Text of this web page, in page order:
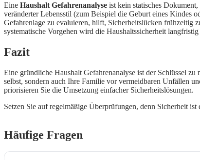
Eine Haushalt Gefahrenanalyse ist kein statisches
veränderter Lebensstil (zum Beispiel die Geburt eines Kindes
Gefahrenlage zu evaluieren, hilft, Sicherheitslücken frühzeitig
systematische Vorgehen wird die Haushaltssicherheit
Fazit
Eine gründliche Haushalt Gefahrenanalyse ist der Schlüssel
selbst, sondern auch Ihre Familie vor vermeidbaren Unfällen
priorisieren Sie die Umsetzung einfacher Sicherheitslösungen.
Setzen Sie auf regelmäßige Überprüfungen, denn Sicherheit
Häufige Fragen